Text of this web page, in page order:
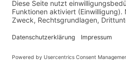
Am Dovensee 7,